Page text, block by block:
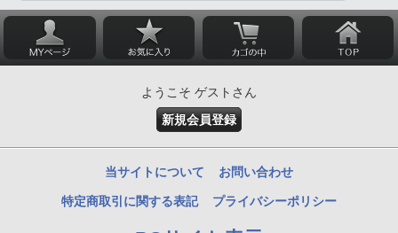
ようこそ ゲストさん
新規会員登録
当サイトについて お問い合わせ
特定商取引に関する表記 プライバシーポリシー